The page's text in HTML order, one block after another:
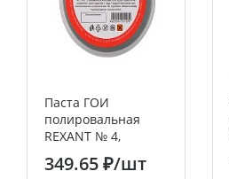
Паста ГОИ
полировальная
REXANT № 4,
баночка 100 г
349.65 ₽/шт